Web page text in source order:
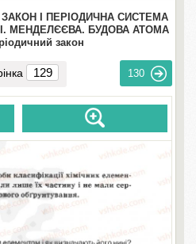
І ПЕРІОДИЧНА СИСТЕМА
МЕНДЕЛЄЄВА. БУДОВА АТОМА
закон
130